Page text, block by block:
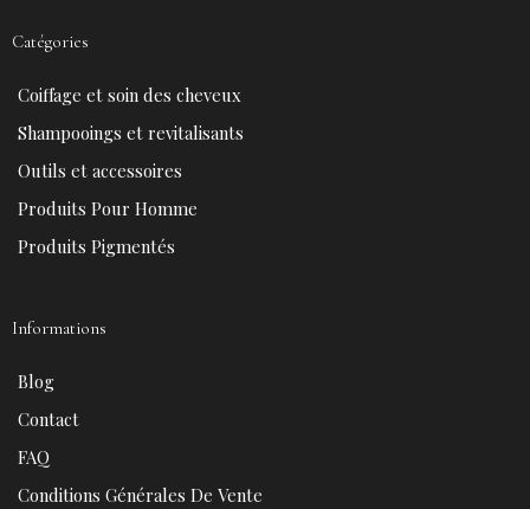
b
o
o
k
e
e
s
t
b
e r
a
Catégories
Coiffage et soin des cheveux
Shampooings et revitalisants
Outils et accessoires
Produits Pour Homme
Produits Pigmentés
Informations
Blog
Contact
FAQ
Conditions Générales De Vente